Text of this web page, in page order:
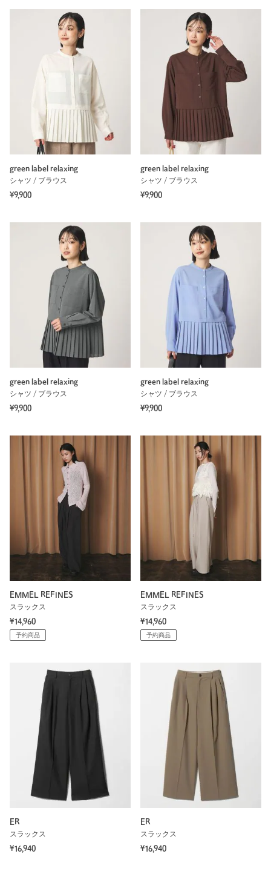
green label relaxing
シャツ / ブラウス
¥9,900
green label relaxing
シャツ / ブラウス
¥9,900
green label relaxing
シャツ / ブラウス
¥9,900
green label relaxing
シャツ / ブラウス
¥9,900
EMMEL REFINES
スラックス
¥14,960
予約商品
EMMEL REFINES
スラックス
¥14,960
予約商品
ER
スラックス
¥16,940
ER
スラックス
¥16,940